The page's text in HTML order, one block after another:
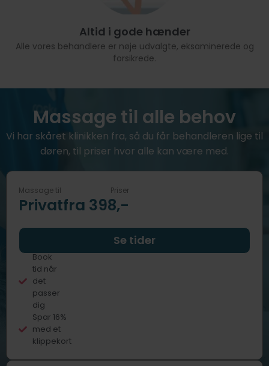
Altid i gode hænder
Alle vores behandlere er nøje udvalgte, eksaminerede og
forsikrede.
Massage til alle behov
Vi har skåret klinikken fra, så du får behandleren lige til
døren, til priser hvor alle kan være med.
Massage til
Privat
Priser
fra 398,-
Book
tid når
det
passer
dig
Spar 16%
med et
klippekort
Se tider